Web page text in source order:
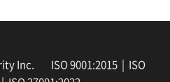
Inc. ISO 9001:2015 | ISO